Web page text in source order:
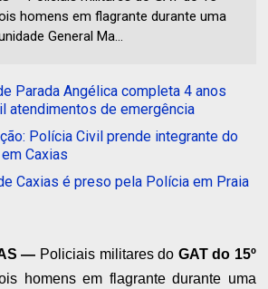
homens em flagrante durante uma
General Ma...
Parada Angélica completa 4 anos
atendimentos de emergência
Polícia Civil prende integrante do
Caxias
Caxias é preso pela Polícia em Praia
— Policiais militares do GAT do 15º
homens em flagrante durante uma